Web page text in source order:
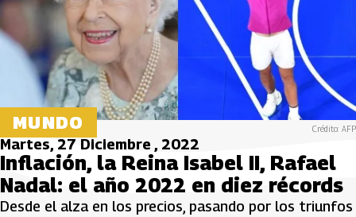
MUNDO Crédito: AFP
Martes, 27 Diciembre , 2022
Inflación, la Reina Isabel II, Rafael
Nadal: el año 2022 en diez récords
Desde el alza en los precios, pasando por los triunfos